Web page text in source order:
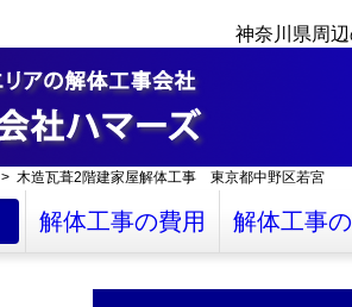
神奈川県周
> 木造瓦葺2階建家屋解体工事 東京都中野区若宮
解体工事の費用 解体工事